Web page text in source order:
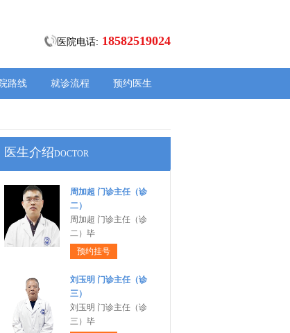
医院电话: 18582519024
路线 就诊流程 预约医生
医生介绍DOCTOR
周加超 门诊主任（诊
二）
周加超 门诊主任（诊
二）毕
预约挂号
刘玉明 门诊主任（诊
三）
刘玉明 门诊主任（诊
三）毕